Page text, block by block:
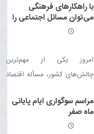
مثبت اندیشی / نه ظالم باش، نه
مظلوم / مقابله ‌به‌ مثل نکن! / با
مالی و رانت خواری / فقر و
آبروی از دست رفته
با راهکارهای فرهنگی
می‌توان مسائل اجتماعی را
مدیریت کرد
امروز یکی از مهم‌ترین
چالش‌های کشور، مسأله اقتصاد
کاهش فشارهای معیشتی مردم
صورت گیرد، اقدامی ارزشمند و
مراسم سوگواری ایام پایانی
ماه صفر